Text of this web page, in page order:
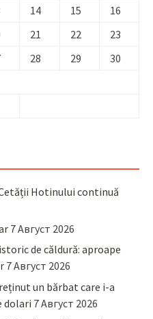
14 15
16
21 22
23
28 29
30
Hotinului continuă
7 Август 2026
de căldură: aproape
7 Август 2026
un bărbat care i-a
dolari 7 Август 2026